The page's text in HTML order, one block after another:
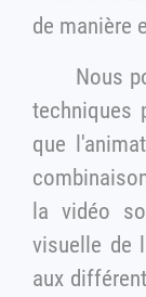
de manière
Nous pouvons
techniques
que
la vidéo soit en adéquation
visuelle de
aux